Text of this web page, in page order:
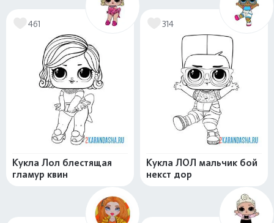
461
Кукла Лол блестящая
гламур квин
314
Кукла ЛОЛ мальчик бой
некст дор